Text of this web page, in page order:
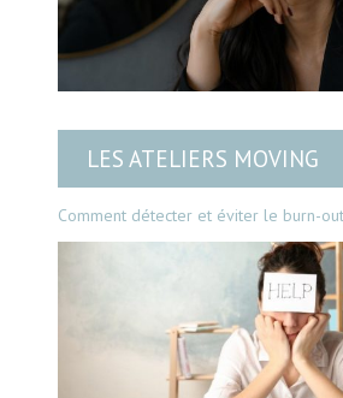
LES ATELIERS MOVING
Comment détecter et éviter le burn-